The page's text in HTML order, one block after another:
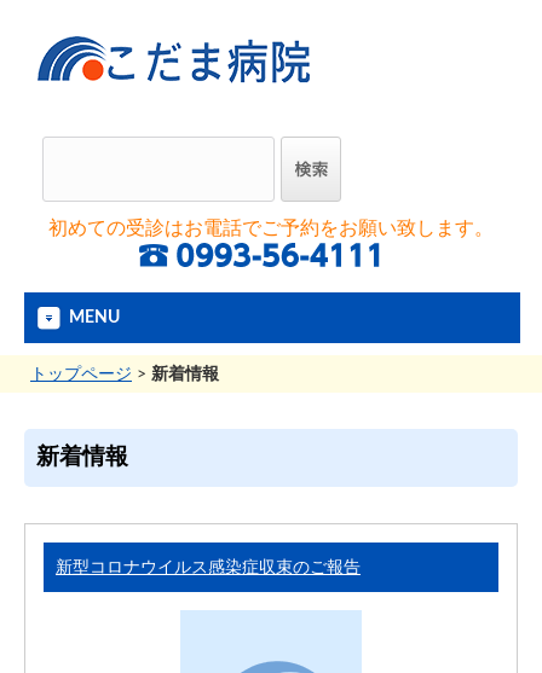
初めての受診はお電話でご予約をお願い致します。
MENU
トップページ > 新着情報
新着情報
新型コロナウイルス感染症収束のご報告